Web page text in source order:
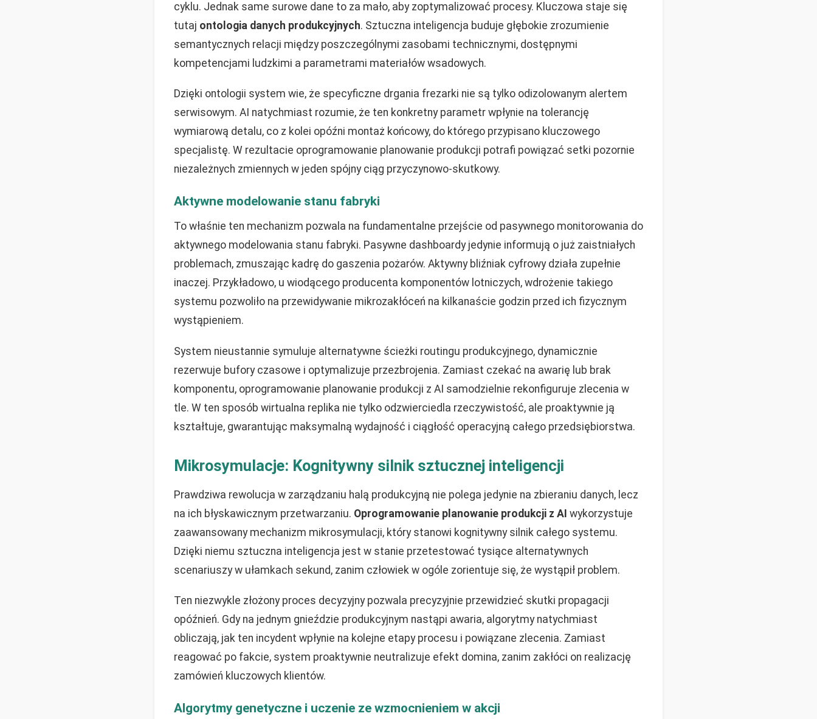
cyklu. Jednak same surowe dane to za mało, aby zoptymalizować procesy. Kluczowa staje się
tutaj ontologia danych produkcyjnych. Sztuczna inteligencja buduje głębokie zrozumienie
semantycznych relacji między poszczególnymi zasobami technicznymi, dostępnymi
kompetencjami ludzkimi a parametrami materiałów wsadowych.
Dzięki ontologii system wie, że specyficzne drgania frezarki nie są tylko odizolowanym alertem
serwisowym. AI natychmiast rozumie, że ten konkretny parametr wpłynie na tolerancję
wymiarową detalu, co z kolei opóźni montaż końcowy, do którego przypisano kluczowego
specjalistę. W rezultacie oprogramowanie planowanie produkcji potrafi powiązać setki pozornie
niezależnych zmiennych w jeden spójny ciąg przyczynowo-skutkowy.
Aktywne modelowanie stanu fabryki
To właśnie ten mechanizm pozwala na fundamentalne przejście od pasywnego monitorowania do
aktywnego modelowania stanu fabryki. Pasywne dashboardy jedynie informują o już zaistniałych
problemach, zmuszając kadrę do gaszenia pożarów. Aktywny bliźniak cyfrowy działa zupełnie
inaczej. Przykładowo, u wiodącego producenta komponentów lotniczych, wdrożenie takiego
systemu pozwoliło na przewidywanie mikrozakłóceń na kilkanaście godzin przed ich fizycznym
wystąpieniem.
System nieustannie symuluje alternatywne ścieżki routingu produkcyjnego, dynamicznie
rezerwuje bufory czasowe i optymalizuje przezbrojenia. Zamiast czekać na awarię lub brak
komponentu, oprogramowanie planowanie produkcji z AI samodzielnie rekonfiguruje zlecenia w
tle. W ten sposób wirtualna replika nie tylko odzwierciedla rzeczywistość, ale proaktywnie ją
kształtuje, gwarantując maksymalną wydajność i ciągłość operacyjną całego przedsiębiorstwa.
Mikrosymulacje: Kognitywny silnik sztucznej inteligencji
Prawdziwa rewolucja w zarządzaniu halą produkcyjną nie polega jedynie na zbieraniu danych, lecz
na ich błyskawicznym przetwarzaniu. Oprogramowanie planowanie produkcji z AI wykorzystuje
zaawansowany mechanizm mikrosymulacji, który stanowi kognitywny silnik całego systemu.
Dzięki niemu sztuczna inteligencja jest w stanie przetestować tysiące alternatywnych
scenariuszy w ułamkach sekund, zanim człowiek w ogóle zorientuje się, że wystąpił problem.
Ten niezwykle złożony proces decyzyjny pozwala precyzyjnie przewidzieć skutki propagacji
opóźnień. Gdy na jednym gnieździe produkcyjnym nastąpi awaria, algorytmy natychmiast
obliczają, jak ten incydent wpłynie na kolejne etapy procesu i powiązane zlecenia. Zamiast
reagować po fakcie, system proaktywnie neutralizuje efekt domina, zanim zakłóci on realizację
zamówień kluczowych klientów.
Algorytmy genetyczne i uczenie ze wzmocnieniem w akcji